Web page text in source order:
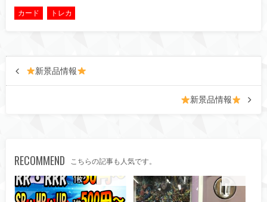
カード トレカ
新景品情報
新景品情報
RECOMMEND こちらの記事も人気です。
買取情報